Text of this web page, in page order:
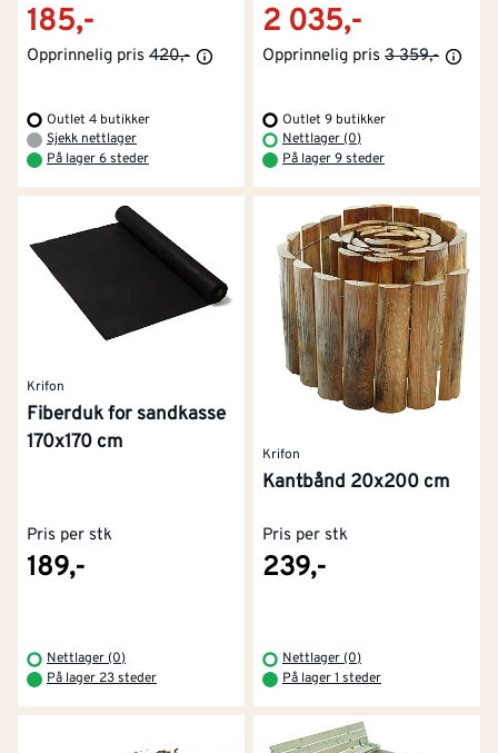
185,-
Opprinnelig pris 420,-
Outlet 4 butikker
Sjekk nettlager
På lager 6 steder
2 035,-
Opprinnelig pris 3 359,-
Outlet 9 butikker
Nettlager (0)
På lager 9 steder
Krifon
Fiberduk for sandkasse
170x170 cm
Pris per stk
189,-
Nettlager (0)
På lager 23 steder
Krifon
Kantbånd 20x200 cm
Pris per stk
239,-
Nettlager (0)
På lager 1 steder